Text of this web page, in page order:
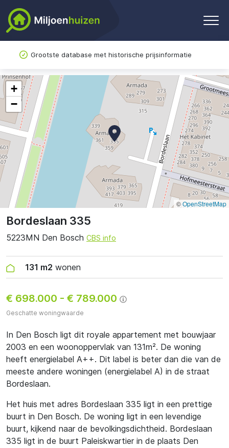
Grootste database met historische prijsinformatie
Bordeslaan 335
5223MN Den Bosch CBS info
131 m2 wonen
€ 698.000 - € 789.000
Geschatte woningwaarde
In Den Bosch ligt dit royale appartement met bouwjaar
2003 en een woonoppervlak van 131m². De woning
heeft energielabel A++. Dit label is beter dan die van de
meeste andere woningen (energielabel A) in de straat
Bordeslaan.
Het huis met adres Bordeslaan 335 ligt in een prettige
buurt in Den Bosch. De woning ligt in een levendige
buurt, kijkend naar de bevolkingsdichtheid. Bordeslaan
335 ligt in de buurt Paleiskwartier in de plaats Den
+
−
©OpenStreetMap